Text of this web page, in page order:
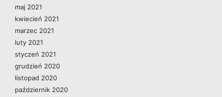
maj 2021
kwiecień 2021
marzec 2021
luty 2021
styczeń 2021
grudzień 2020
listopad 2020
październik 2020